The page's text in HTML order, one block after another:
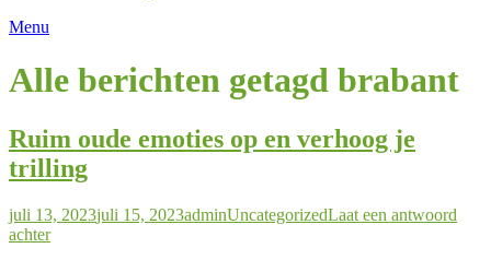
Menu
Alle berichten getagd brabant
Ruim oude emoties op en verhoog je
trilling
Geplaatst
op
juli 13, 2023juli 15, 2023Auteur
adminGeplaatst
UncategorizedLaat een antwoord
achter